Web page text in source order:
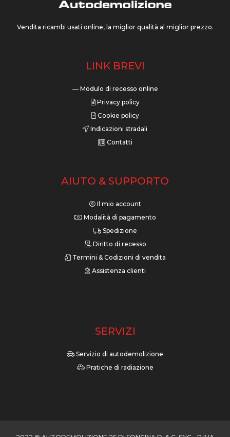
Vendita ricambi usati online, la miglior qualità al miglior prezzo.
LINK BREVI
— Modulo di recesso online
Privacy policy
Cookie policy
Indicazioni stradali
Contatti
AIUTO & SUPPORTO
Il mio account
Modalità di pagamento
Spedizione
Diritto di recesso
Termini & Codizioni di vendita
Assistenza clienti
SERVIZI
Servizio di autodemolizione
Pratiche di radiazione